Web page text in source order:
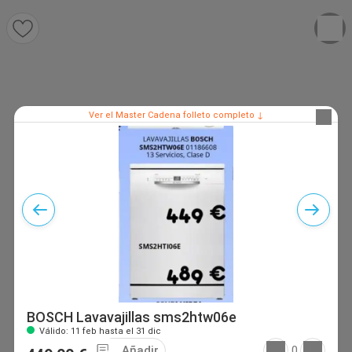
Ver el Master Cadena folleto completo ↓
BOSCH Lavavajillas sms2htw06e
Válido: 11 feb hasta el 31 dic